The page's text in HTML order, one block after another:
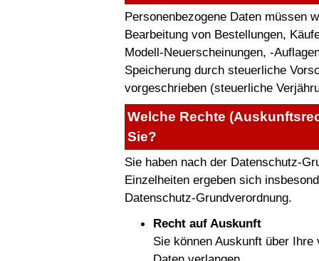
Personenbezogene Daten müssen
Bearbeitung von Bestellungen,
Modell-Neuerscheinungen, -
Speicherung durch steuerliche
vorgeschrieben (steuerliche
Welche Rechte
Sie?
Sie haben nach der Datenschutz-
Einzelheiten ergeben sich
Datenschutz-Grundverordnung.
Recht auf Auskunft
Sie können Auskunft über